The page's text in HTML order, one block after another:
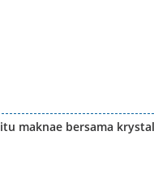
maknae bersama